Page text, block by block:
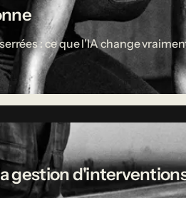
: ce que l'IA change
gestion